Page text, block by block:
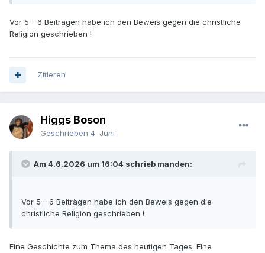
Vor 5 - 6 Beiträgen habe ich den Beweis gegen die christliche
Religion geschrieben !
Zitieren
Higgs Boson
Geschrieben 4. Juni
Am 4.6.2026 um 16:04 schrieb manden:
Vor 5 - 6 Beiträgen habe ich den Beweis gegen die
christliche Religion geschrieben !
Eine Geschichte zum Thema des heutigen Tages. Eine